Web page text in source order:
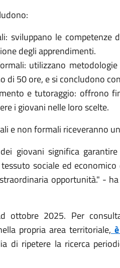
sviluppano le
degli apprendimenti.
utilizzano
di 50 ore, e si concludono
e tutoraggio: offrono
i giovani nelle loro scelte.
e non formali riceveranno
giovani significa
sociale ed
opportunità." -
ottobre 2025. Per
propria area territoriale,
di ripetere la ricerca